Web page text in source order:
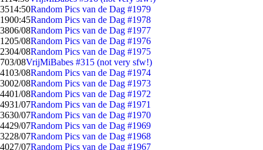
3514:50Random Pics van de Dag #1979
1900:45Random Pics van de Dag #1978
3806/08Random Pics van de Dag #1977
1205/08Random Pics van de Dag #1976
2304/08Random Pics van de Dag #1975
703/08VrijMiBabes #315 (not very sfw!)
4103/08Random Pics van de Dag #1974
3002/08Random Pics van de Dag #1973
4401/08Random Pics van de Dag #1972
4931/07Random Pics van de Dag #1971
3630/07Random Pics van de Dag #1970
4429/07Random Pics van de Dag #1969
3228/07Random Pics van de Dag #1968
4027/07Random Pics van de Dag #1967